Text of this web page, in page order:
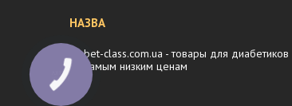
diabet-class.com.ua - товары для диабетиков
по самым низким ценам